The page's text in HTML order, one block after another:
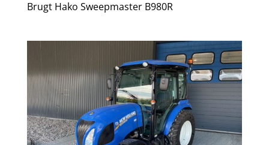
Brugt Hako Sweepmaster B980R